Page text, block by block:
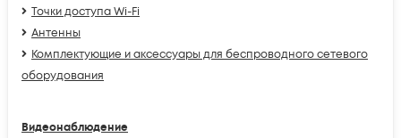
Точки доступа Wi-Fi
Антенны
Комплектующие и аксессуары для беспроводного сетевого
оборудования
Видеонаблюдение